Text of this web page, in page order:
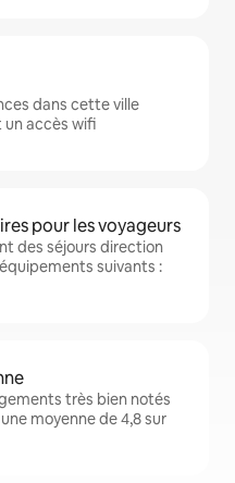
dans cette ville
accès wifi
pour les voyageurs
des séjours direction
suivants :
très bien notés
moyenne de 4,8 sur